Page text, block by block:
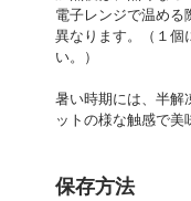
電子レンジで温める
異なります。（１個
い。）
暑い時期には、半解
ットの様な触感で美
保存方法